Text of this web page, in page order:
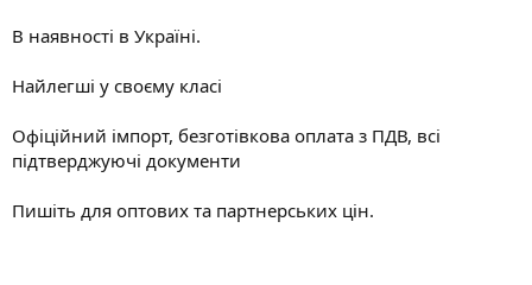
В наявності в Україні.
Найлегші у своєму класі
Офіційний імпорт, безготівкова оплата з ПДВ, всі
підтверджуючі документи
Пишіть для оптових та партнерських цін.